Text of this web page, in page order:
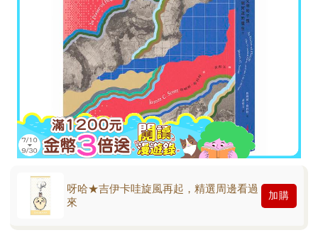
呀哈★吉伊卡哇旋風再起，精選周邊看過
來
加購